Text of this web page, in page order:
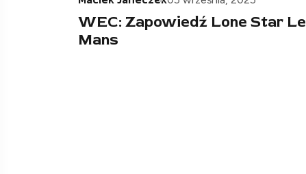
WEC: Zapowiedź Lone Star Le
Mans